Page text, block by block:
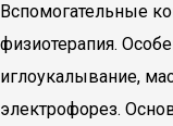
Вспомогательные
физиотерапия.
иглоукалывание,
электрофорез.